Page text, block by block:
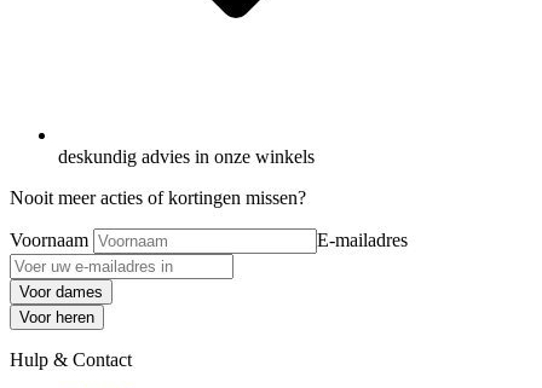
deskundig advies in onze winkels
Nooit meer acties of kortingen missen?
Voornaam E-mailadres
Voor dames
Voor heren
Hulp & Contact